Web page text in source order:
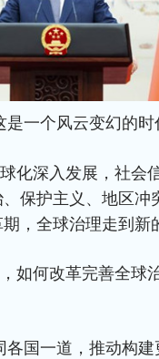
一个风云变幻的时
化深入发展，社会
保护主义、地区冲
，全球治理走到新
如何改革完善全球
各国一道，推动构